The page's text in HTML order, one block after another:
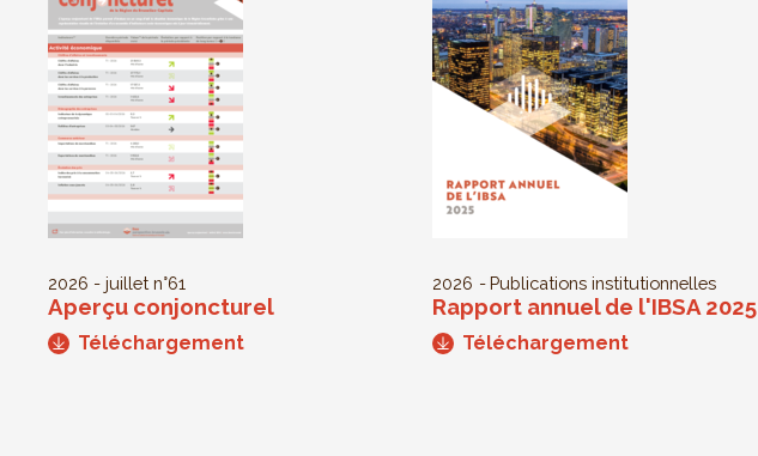
2026 - juillet n°61
Aperçu conjoncturel
Téléchargement
2026 Publications institutionnelles
Rapport annuel de l'IBSA 2025
Téléchargement